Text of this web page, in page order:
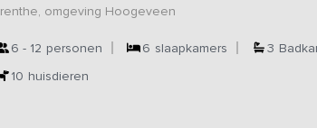
omgeving Hoogeveen
6 - 12 personen 6 slaapkamers 3
10 huisdieren